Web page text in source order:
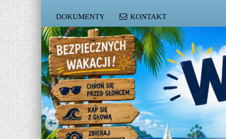
DOKUMENTY KONTAKT
Szkolne Koło Robotyki
Podstawy konstruowania robotów Lego